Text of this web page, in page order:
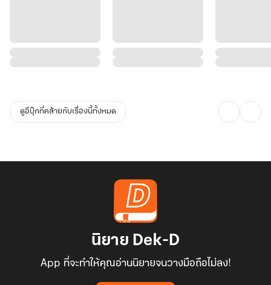
ดูอีบุ๊กที่คล้ายกับเรื่องนี้ทั้งหมด
นิยาย Dek-D
App ที่จะทำให้คุณอ่านนิยายจนวางมือถือไม่ลง!